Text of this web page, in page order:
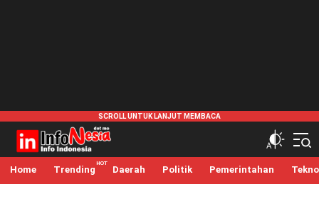
infonesia.me
Info Indonesia
Home Trending Daerah Politik Pemerintahan Tekno